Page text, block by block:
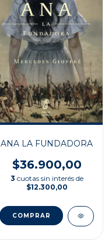
ANA LA FUNDADORA
$36.900,00
3 cuotas sin interés de
$12.300,00